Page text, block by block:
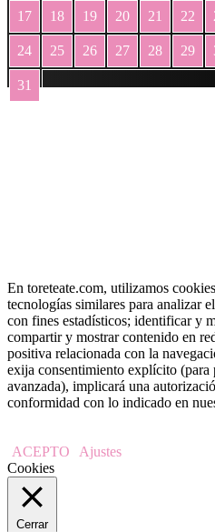
17 18 19 20 21 22
24 25 26 27 28 29
31
En toreteate.com, utilizamos
tecnologías similares para analizar
con fines estadísticos; identificar y
compartir y mostrar contenido en
positiva relacionada con la
exija consentimiento explícito (para
avanzada), implicará una
conformidad con lo indicado en
ACEPTO
Ajustes
Cookies
Cerrar